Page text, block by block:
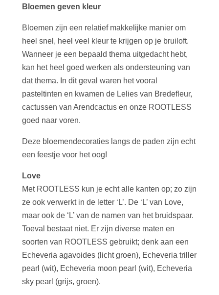
Bloemen geven kleur
Bloemen zijn een relatief makkelijke manier om
heel snel, heel veel kleur te krijgen op je bruiloft.
Wanneer je een bepaald thema uitgedacht hebt,
kan het heel goed werken als ondersteuning van
dat thema. In dit geval waren het vooral
pasteltinten en kwamen de Lelies van Bredefleur,
cactussen van Arendcactus en onze ROOTLESS
goed naar voren.
Deze bloemendecoraties langs de paden zijn echt
een feestje voor het oog!
Love
Met ROOTLESS kun je echt alle kanten op; zo zijn
ze ook verwerkt in de letter ‘L’. De ‘L’ van Love,
maar ook de ‘L’ van de namen van het bruidspaar.
Toeval bestaat niet. Er zijn diverse maten en
soorten van ROOTLESS gebruikt; denk aan een
Echeveria agavoides (licht groen), Echeveria triller
pearl (wit), Echeveria moon pearl (wit), Echeveria
sky pearl (grijs, groen).